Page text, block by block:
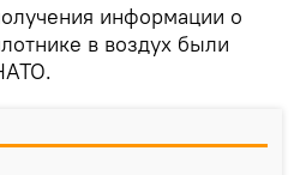
информации о
в воздух были